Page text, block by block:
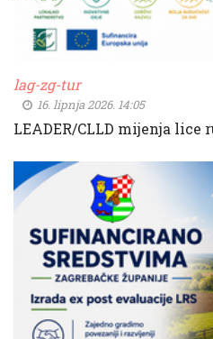
lag-zg-tur
16. lipnja 2026. 14:05
LEADER/CLLD mijenja lice